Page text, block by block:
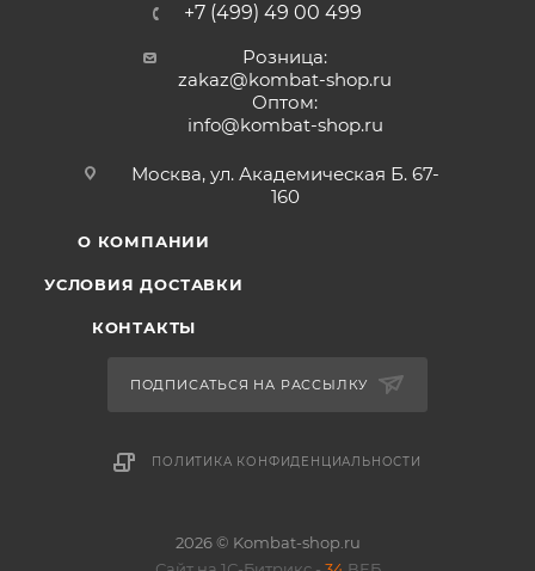
+7 (499) 49 00 499
Розница:
zakaz@kombat-shop.ru
Оптом:
info@kombat-shop.ru
Москва, ул. Академическая Б. 67-
160
О КОМПАНИИ
УСЛОВИЯ ДОСТАВКИ
КОНТАКТЫ
ПОДПИСАТЬСЯ НА РАССЫЛКУ
ПОЛИТИКА КОНФИДЕНЦИАЛЬНОСТИ
2026 © Kombat-shop.ru